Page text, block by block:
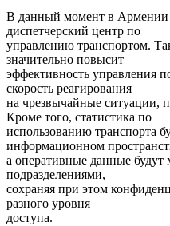
В данный момент в Армении
диспетчерский центр по
управлению транспортом.
значительно повысит
эффективность управления
скорость реагирования
на чрезвычайные ситуации,
Кроме того, статистика по
использованию транспорта
информационном
а оперативные данные будут
подразделениями,
сохраняя при этом
разного уровня
доступа.